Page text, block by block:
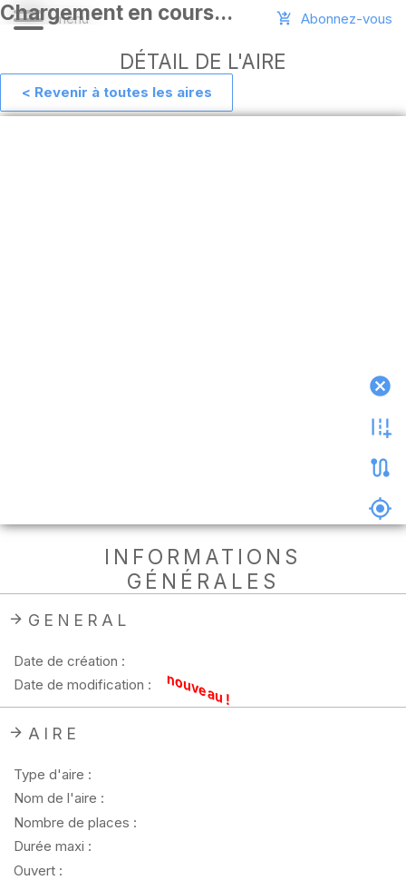
Aide
hors
ligne
Abonnez-vous
DÉTAIL DE L'AIRE
< Revenir à toutes les aires
INFORMATIONS
GÉNÉRALES
GENERAL
Date de création :
Date de modification :
nouveau !
AIRE
Type d'aire :
Nom de l'aire :
Nombre de places :
Durée maxi :
Ouvert :